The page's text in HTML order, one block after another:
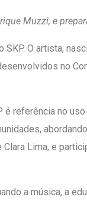
Muzzi, e
O artista,
no
referência no
Lima, e
a música, a